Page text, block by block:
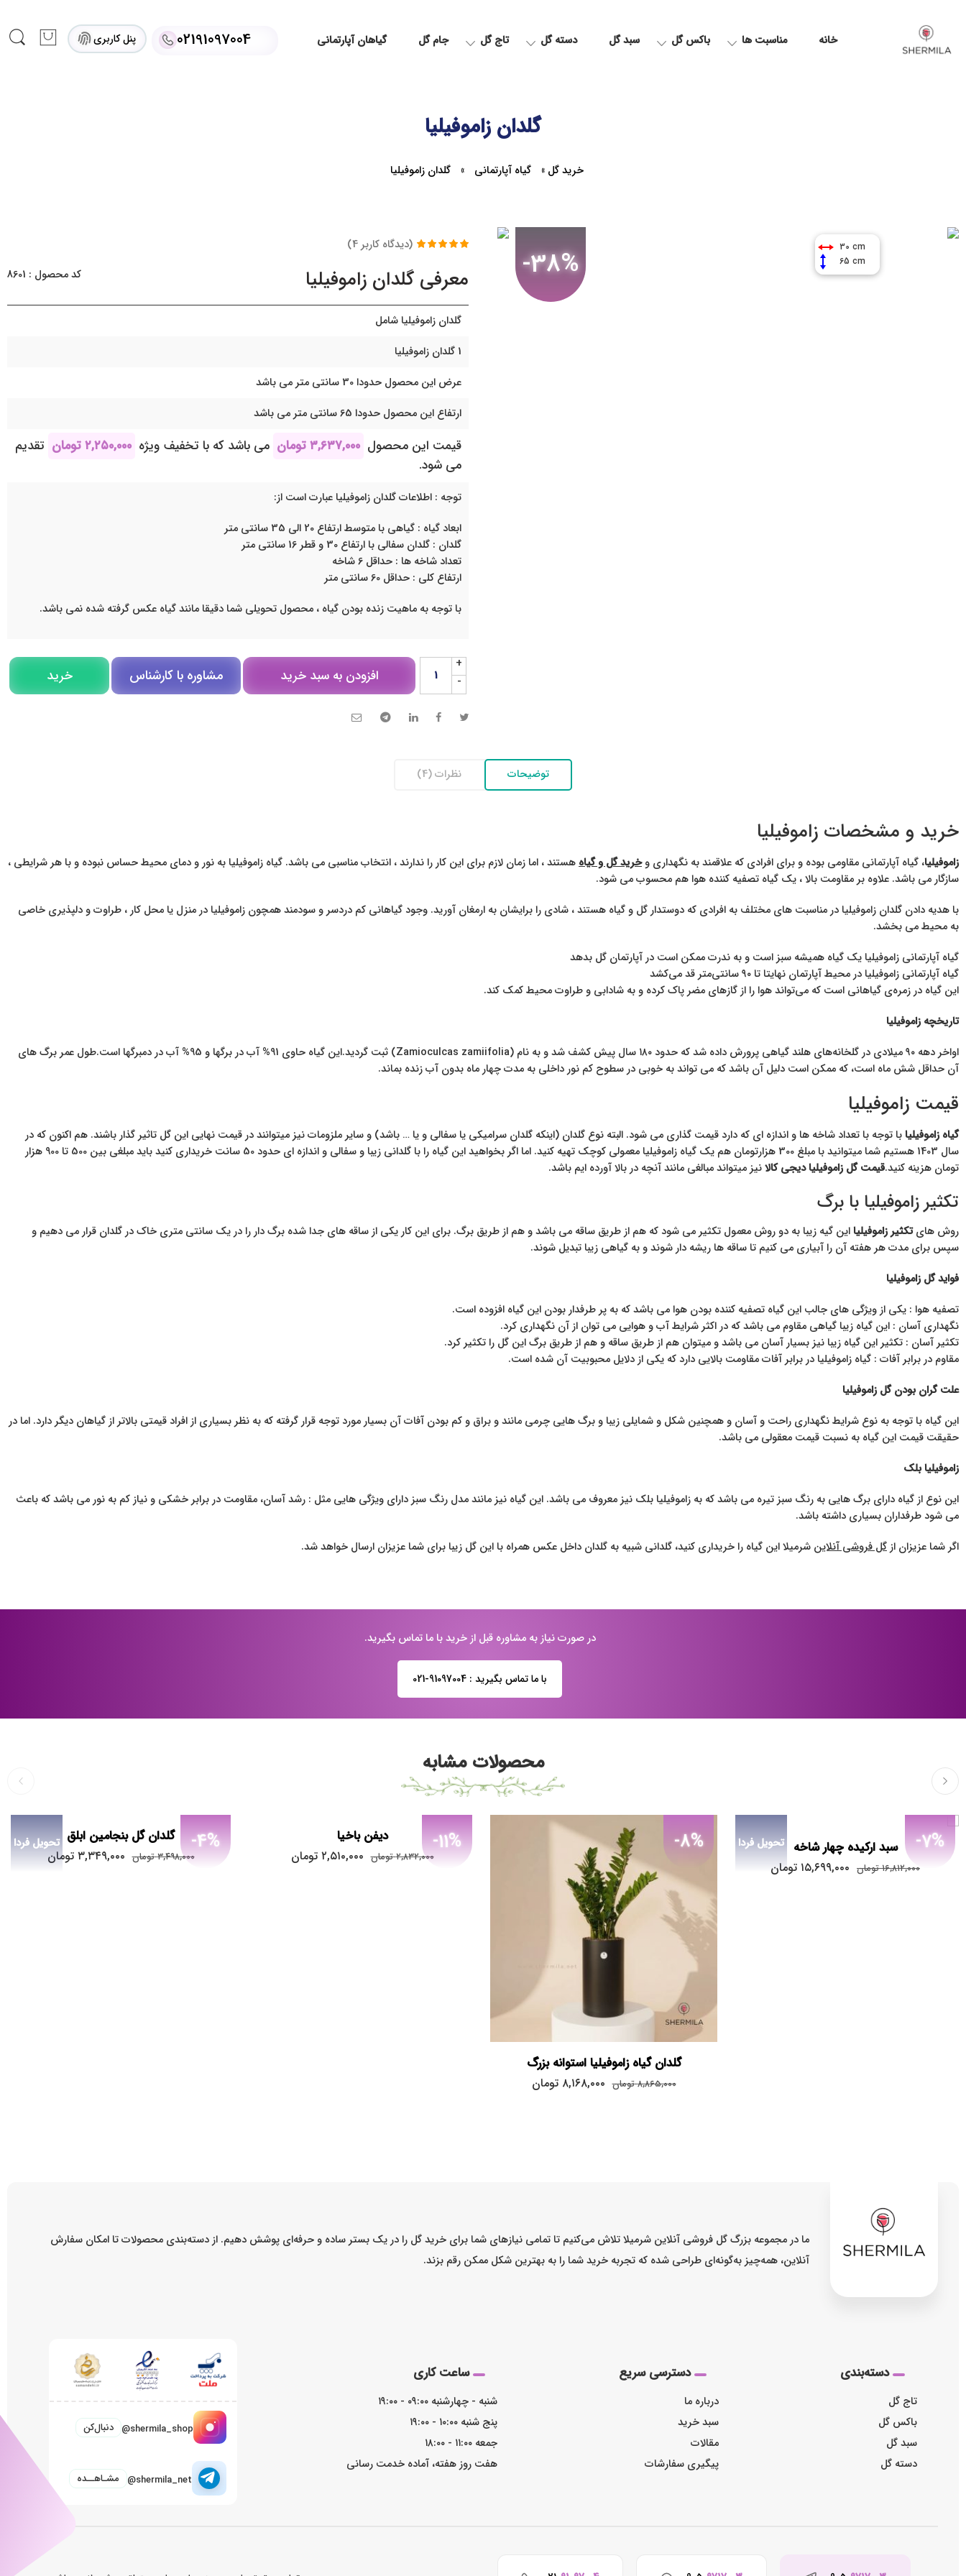
خانه مناسبت ها باکس گل سبد گل دسته گل تاج گل جام گل گیاهان آپارتمانی 02191097004 پنل کاربری
گلدان زاموفیلیا
خرید گل » گیاه آپارتمانی » گلدان زاموفیلیا
-38%
30 cm
65 cm
مشتری
(دیدگاه کاربر4
)
معرفی گلدان زاموفیلیا کد محصول : 8601
گلدان زاموفیلیا شامل
1 گلدان زاموفیلیا
عرض این محصول حدودا 30 سانتی متر می باشد
ارتفاع این محصول حدودا 65 سانتی متر می باشد
قیمت این محصول ۳,۶۳۷,۰۰۰تومان می باشد که با تخفیف ویژه ۲,۲۵۰,۰۰۰تومان تقدیم
می شود.
توجه : اطلاعات گلدان زاموفیلیا عبارت است از:
ابعاد گیاه : گیاهی با متوسط ارتفاع 20 الی 35 سانتی متر
گلدان : گلدان سفالی با ارتفاع 30 و قطر 16 سانتی متر
تعداد شاخه ها : حداقل 6 شاخه
ارتفاع کلی : حداقل 60 سانتی متر
با توجه به ماهیت زنده بودن گیاه ، محصول تحویلی شما دقیقا مانند گیاه عکس گرفته شده نمی باشد.
+
-
افزودن به سبد خرید مشاوره با کارشناس خرید
توضیحات نظرات (4)
خرید و مشخصات زاموفیلیا
زاموفیلیا، گیاه آپارتمانی مقاومی بوده و برای افرادی که علاقمند به نگهداری وخرید گل و گیاههستند ، اما زمان لازم برای این کار را ندارند ، انتخاب مناسبی می باشد. گیاه زاموفیلیا به نور و دمای محیط حساس نبوده و با هر شرایطی ،
سازگار می باشد. علاوه بر مقاومت بالا ، یک گیاه تصفیه کننده هوا هم محسوب می شود.
با هدیه دادن گلدان زاموفیلیا در مناسبت های مختلف به افرادی که دوستدار گل و گیاه هستند ، شادی را برایشان به ارمغان آورید. وجود گیاهانی کم دردسر و سودمند همچون زاموفیلیا در منزل یا محل کار ، طراوت و دلپذیری خاصی
به محیط می بخشد.
گیاه آپارتمانی زاموفیلیا یک گیاه همیشه سبز است و به ندرت ممکن است در آپارتمان گل بدهد
گیاه آپارتمانی زاموفیلیا در محیط آپارتمان نهایتا تا ۹۰ سانتی‌متر قد می‌کشد
این گیاه در زمره‌ی گیاهانی است که می‌تواند هوا را از گازهای مضر پاک کرده و به شادابی و طراوت محیط کمک کند.
تاریخچه زاموفیلیا
اواخر دهه ۹۰ میلادی در گلخانه‌های هلند گیاهی پرورش داده شد که حدود ۱۸۰ سال پیش کشف شد و به نام (Zamioculcas zamiifolia) ثبت گردید.این گیاه حاوی 91% آب در برگها و 95% آب در دمبرگها است.طول عمر برگ های
آن حداقل شش ماه است، که ممکن است دلیل آن باشد که می تواند به خوبی در سطوح کم نور داخلی به مدت چهار ماه بدون آب زنده بماند.
قیمت زاموفیلیا
گیاه زاموفیلیابا توجه با تعداد شاخه ها و اندازه ای که دارد قیمت گذاری می شود. البته نوع گلدان (اینکه گلدان سرامیکی یا سفالی و یا … باشد) و سایر ملزومات نیز میتوانند در قیمت نهایی این گل تاثیر گذار باشند. هم اکنون که در
سال 1403 هستیم شما میتوانید با مبلغ 300 هزارتومان هم یک گیاه زاموفیلیا معمولی کوچک تهیه کنید. اما اگر بخواهید این گیاه را با گلدانی زیبا و سفالی و اندازه ای حدود 50 سانت خریداری کنید باید مبلغی بین 500 تا 900 هزار
تومان هزینه کنید.قیمت گل زاموفیلیا دیجی کالانیز میتواند مبالغی مانند آنچه در بالا آورده ایم باشد.
تکثیر زاموفیلیا با برگ
روش هایتکثیر زاموفیلیااین گیه زیبا به دو روش معمول تکثیر می شود که هم از طریق ساقه می باشد و هم از طریق برگ. برای این کار یکی از ساقه های جدا شده برگ دار را در یک سانتی متری خاک در گلدان قرار می دهیم و
سپس برای مدت هر هفته آن را آبیاری می کنیم تا ساقه ها ریشه دار شوند و به گیاهی زیبا تبدیل شوند.
فواید گل زاموفیلیا
تصفیه هوا : یکی از ویژگی های جالب این گیاه تصفیه کننده بودن هوا می باشد که به پر طرفدار بودن این گیاه افزوده است.
نگهداری آسان : این گیاه زیبا گیاهی مقاوم می باشد که در اکثر شرایط آب و هوایی می توان از آن نگهداری کرد.
تکثیر آسان : تکثیر این گیاه زیبا نیز بسیار آسان می باشد و میتوان هم از طریق ساقه و هم از طریق برگ این گل را تکثیر کرد.
مقاوم در برابر آفات : گیاه زاموفیلیا در برابر آفات مقاومت بالایی دارد که یکی از دلایل محبوبیت آن شده است.
علت گران بودن گل زاموفیلیا
این گیاه با توجه به نوع شرایط نگهداری راحت و آسان و همچنین شکل و شمایلی زیبا و برگ هایی چرمی مانند و براق و کم بودن آفات آن بسیار مورد توجه قرار گرفته که به نظر بسیاری از افراد قیمتی بالاتر از گیاهان دیگر دارد. اما در
حقیقت قیمت این گیاه به نسبت قیمت معقولی می باشد.
زاموفیلیا بلک
این نوع از گیاه دارای برگ هایی به رنگ سبز تیره می باشد که به زاموفیلیا بلک نیز معروف می باشد. این گیاه نیز مانند مدل رنگ سبز دارای ویژگی هایی مثل : رشد آسان، مقاومت در برابر خشکی و نیاز کم به نور می باشد که باعث
می شود طرفداران بسیاری داشته باشد.
اگر شما عزیزان ازگل فروشی آنلاین شرمیلا این گیاه را خریداری کنید، گلدانی شبیه به گلدان داخل عکس همراه با این گل زیبا برای شما عزیزان ارسال خواهد شد.
در صورت نیاز به مشاوره قبل از خرید با ما تماس بگیرید.
با ما تماس بگیرید : 91097004-021
محصولات مشابه
تحویل فردا -7% سبد ارکیده چهار شاخه
۱۶,۸۱۲,۰۰۰ تومان ۱۵,۶۹۹,۰۰۰ تومان
-8%
گلدان گیاه زاموفیلیا استوانه بزرگ
۸,۸۶۵,۰۰۰ تومان ۸,۱۶۸,۰۰۰ تومان
-11% دیفن باخیا
۲,۸۳۲,۰۰۰ تومان ۲,۵۱۰,۰۰۰ تومان
تحویل فردا -4% گلدان گل بنجامین ابلق
۳,۴۹۸,۰۰۰ تومان ۳,۳۴۹,۰۰۰ تومان
ما در مجموعه بزرگ گل فروشی آنلاین شرمیلا تلاش می‌کنیم تا تمامی نیازهای شما برای خرید گل را در یک بستر ساده و حرفه‌ای پوشش دهیم. از دسته‌بندی محصولات تا امکان سفارش
آنلاین، همه‌چیز به‌گونه‌ای طراحی شده که تجربه خرید شما را به بهترین شکل ممکن رقم بزند.
دسته‌بندی
تاج گل
باکس گل
سبد گل
دسته گل
دسترسی سریع
درباره ما
سبد خرید
مقالات
پیگیری سفارشات
ساعت کاری
شنبه - چهارشنبه ۰۹:۰۰ - ۱۹:۰۰
پنج شنبه ۱۰:۰۰ - ۱۹:۰۰
جمعه ۱۱:۰۰ - ۱۸:۰۰
هفت روز هفته، آماده خدمت رسانی
@shermila_shop دنبال‌کن
@shermila_net مشـاهــده